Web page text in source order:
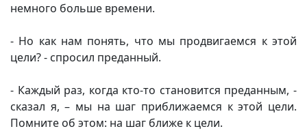
немного больше времени.
- Но как нам понять, что мы продвигаемся к этой
цели? - спросил преданный.
- Каждый раз, когда кто-то становится преданным, -
сказал я, – мы на шаг приближаемся к этой цели.
Помните об этом: на шаг ближе к цели.